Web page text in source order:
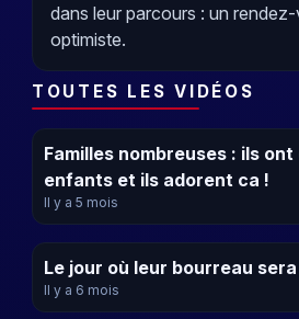
dans leur parcours : un
optimiste.
TOUTES LES VIDÉOS
Familles nombreuses : ils
enfants et ils adorent ca !
Il y a 5 mois
Le jour où leur bourreau
Il y a 6 mois